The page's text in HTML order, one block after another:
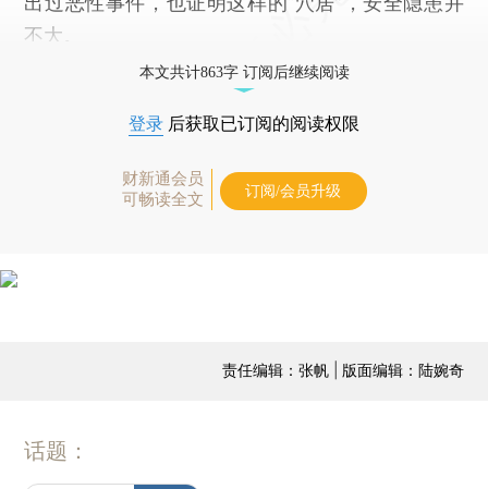
不大。
本文共计863字 订阅后继续阅读
登录 后获取已订阅的阅读权限
财新通会员
可畅读全文
订阅/会员升级
责任编辑：张帆 | 版面编辑：陆婉奇
话题：